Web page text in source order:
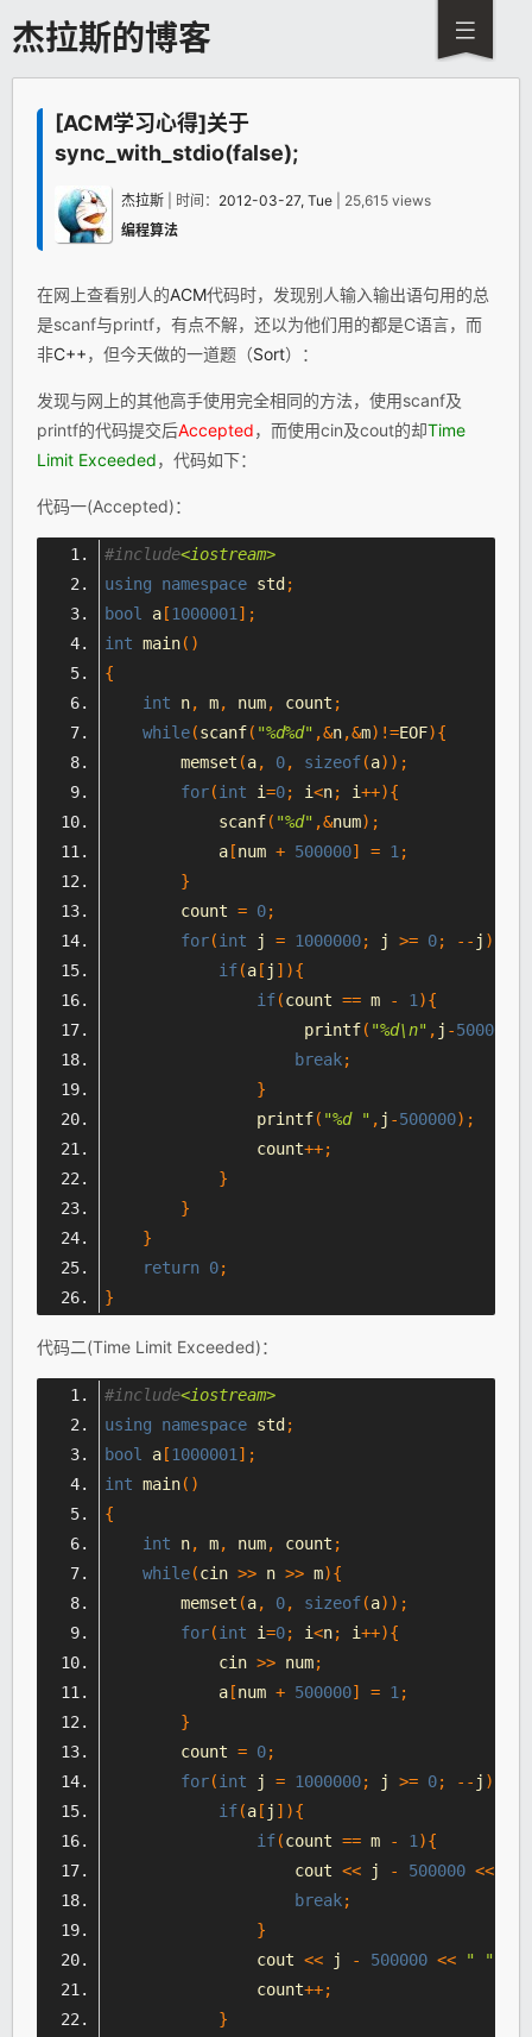
杰拉斯的博客
[ACM学习心得]关于
sync_with_stdio(false);
杰拉斯 | 时间： 2012-03-27, Tue | 25,615 views
编程算法
在网上查看别人的ACM代码时，发现别人输入输出语句用的总
是scanf与printf，有点不解，还以为他们用的都是C语言，而
非C++，但今天做的一道题（Sort）：
发现与网上的其他高手使用完全相同的方法，使用scanf及
printf的代码提交后Accepted，而使用cin及cout的却Time
Limit Exceeded，代码如下：
代码一(Accepted)：
#include<iostream>
using
namespace std ;
bool
a [1000001 ];
int main()
{
int n, m, num, count ;
while(scanf( "%d%d" ,&n,&m)!=EOF){
        memset
(a, 0, sizeof(a));
for(int i=0; i<n; i++){
            scanf
( "%d" ,&num);
            a
[num + 500000] = 1 ;
}
        count
= 0;
for(int j = 1000000; j >= 0; -- j ){
if(a [ j ]){
if(count == m - 1 ){
                     printf
( "%d\n" , j -500000
break;
}
                printf
( "%d " , j -500000);
                count
++;
}
}
}
return 0;
}
代码二(Time Limit Exceeded)：
#include<iostream>
using
namespace std ;
bool
a [1000001 ];
int main()
{
int n, m, num, count ;
while(cin >> n >> m){
        memset
(a, 0, sizeof(a));
for(int i=0; i<n; i++){
            cin
>> num;
            a
[num + 500000] = 1 ;
}
        count
= 0;
for(int j = 1000000; j >= 0; -- j ){
if(a [ j ]){
if(count == m - 1 ){
                    cout
<< j - 500000 <<
break;
}
                cout
<< j - 500000 << " "
                count
++;
}